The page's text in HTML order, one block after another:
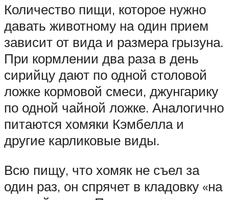
Количество пищи, которое нужно
давать животному на один прием
зависит от вида и размера грызуна.
При кормлении два раза в день
сирийцу дают по одной столовой
ложке кормовой смеси, джунгарику
по одной чайной ложке. Аналогично
питаются хомяки Кэмбелла и
другие карликовые виды.
Всю пищу, что хомяк не съел за
один раз, он спрячет в кладовку «на